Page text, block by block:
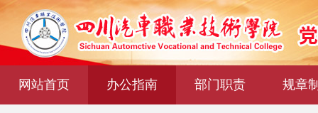
网站首页 办公指南 部门职责 规章